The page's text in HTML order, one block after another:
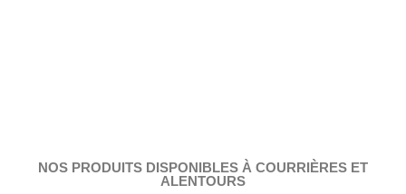
NOS PRODUITS DISPONIBLES À COURRIÈRES ET
ALENTOURS